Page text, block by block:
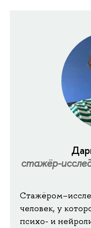
стажёр-
человек, у
психо- и